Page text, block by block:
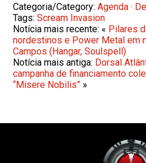
Categoria/Category:Agenda ·
Tags:Scream Invasion
Notícia mais recente: « Pilares
nordestinos e Power Metal em
Campos (Hangar, Soulspell)
Notícia mais antiga: Dorsal
campanha de financiamento
“Misere Nobilis” »